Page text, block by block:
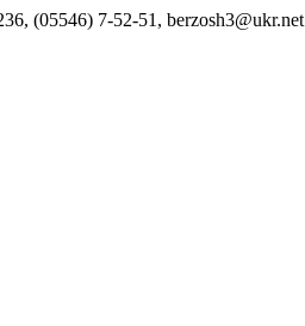
(05546) 7-52-51, berzosh3@ukr.net